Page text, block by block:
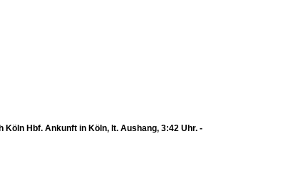
Hbf. Ankunft in Köln, lt. Aushang, 3:42 Uhr. -